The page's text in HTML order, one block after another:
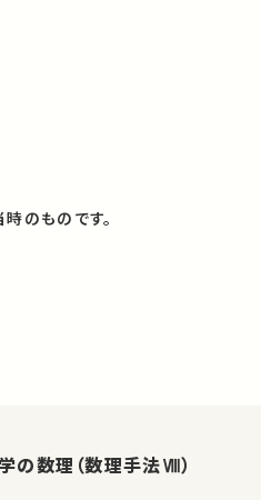
のものです。
の数理（数理手法Ⅷ）